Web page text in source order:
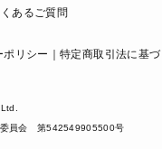
あるご質問
ポリシー 特定商取引法に基
委員会 第542549905500号